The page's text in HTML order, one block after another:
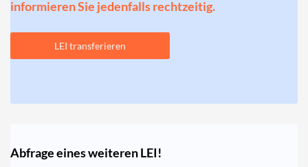
informieren Sie jedenfalls rechtzeitig.
LEI transferieren
Abfrage eines weiteren LEI!